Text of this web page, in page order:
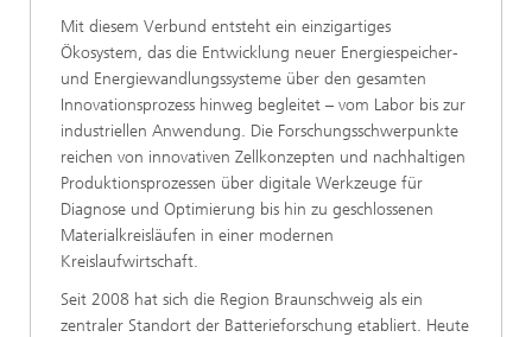
Mit diesem Verbund entsteht ein einzigartiges
Ökosystem, das die Entwicklung neuer Energiespeicher-
und Energiewandlungssysteme über den gesamten
Innovationsprozess hinweg begleitet – vom Labor bis zur
industriellen Anwendung. Die Forschungsschwerpunkte
reichen von innovativen Zellkonzepten und nachhaltigen
Produktionsprozessen über digitale Werkzeuge für
Diagnose und Optimierung bis hin zu geschlossenen
Materialkreisläufen in einer modernen
Kreislaufwirtschaft.
Seit 2008 hat sich die Region Braunschweig als ein
zentraler Standort der Batterieforschung etabliert. Heute